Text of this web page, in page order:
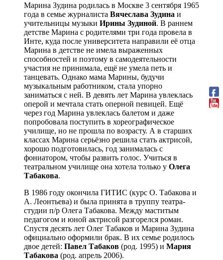
Марина Зудина родилась в Москве 3 сентября 1965
года в семье журналиста Вячеслава Зудина и
учительницы музыки Ирины Зудиной. В раннем
детстве Марина с родителями три года провела в
Инте, куда после университета направили её отца
Марина в детстве не имела выраженных
способностей и поэтому в самодеятельности
участия не принимала, ещё не умела петь и
танцевать. Однако мама Марины, будучи
музыкальным работником, стала упорно
заниматься с ней. В девять лет Марина увлеклась
оперой и мечтала стать оперной певицей. Ещё
через год Марина увлеклась балетом и даже
попробовала поступить в хореографическое
училище, но не прошла по возрасту. А в старших
классах Марина серьёзно решила стать актрисой,
хорошо подготовилась, год занималась с
фониатором, чтобы развить голос. Учиться в
театральном училище она хотела только у Олега
Табакова.
В 1986 году окончила ГИТИС (курс О. Табакова и
А. Леонтьева) и была принята в труппу театра-
студии п/р Олега Табакова. Между маститым
педагогом и юной актрисой разгорелся роман.
Спустя десять лет Олег Табаков и Марина Зудина
официально оформили брак. В их семье родилось
двое детей: Павел Табаков (род. 1995) и Мария
Табакова (род. апрель 2006).